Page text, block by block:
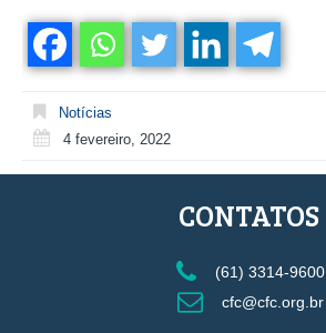
Notícias
4 fevereiro, 2022
CONTATOS
(61) 3314-9600
cfc@cfc.org.br